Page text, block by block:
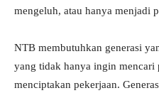
mengeluh, atau hanya menjadi
NTB membutuhkan generasi
yang tidak hanya ingin mencari
menciptakan pekerjaan.